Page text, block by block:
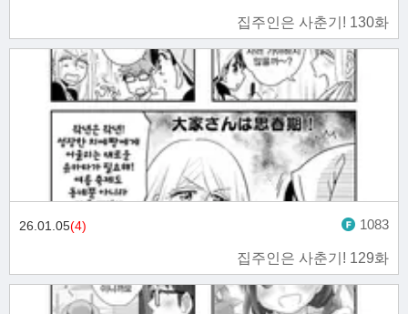
집주인은 사춘기! 130화
집주인은 사춘기! 129화
26.01.05(4) 1083